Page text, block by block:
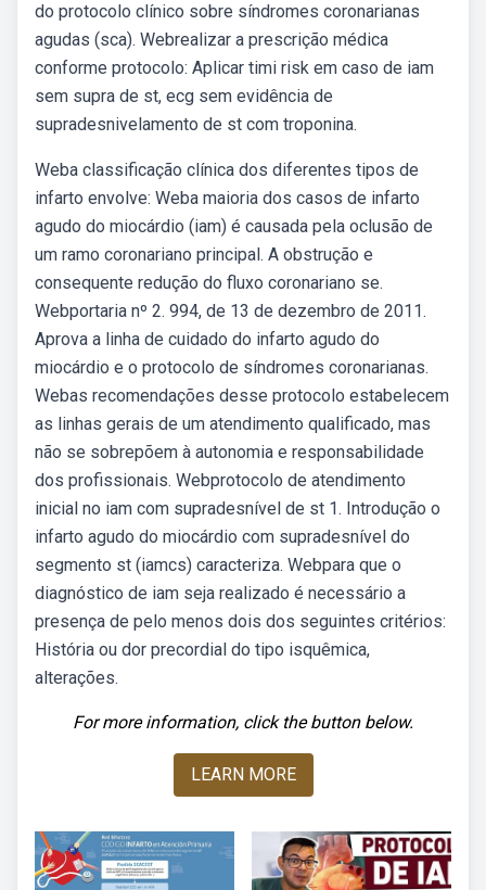
do protocolo clínico sobre síndromes coronarianas
agudas (sca). Webrealizar a prescrição médica
conforme protocolo: Aplicar timi risk em caso de iam
sem supra de st, ecg sem evidência de
supradesnivelamento de st com troponina.
Weba classificação clínica dos diferentes tipos de
infarto envolve: Weba maioria dos casos de infarto
agudo do miocárdio (iam) é causada pela oclusão de
um ramo coronariano principal. A obstrução e
consequente redução do fluxo coronariano se.
Webportaria nº 2. 994, de 13 de dezembro de 2011.
Aprova a linha de cuidado do infarto agudo do
miocárdio e o protocolo de síndromes coronarianas.
Webas recomendações desse protocolo estabelecem
as linhas gerais de um atendimento qualificado, mas
não se sobrepõem à autonomia e responsabilidade
dos profissionais. Webprotocolo de atendimento
inicial no iam com supradesnível de st 1. Introdução o
infarto agudo do miocárdio com supradesnível do
segmento st (iamcs) caracteriza. Webpara que o
diagnóstico de iam seja realizado é necessário a
presença de pelo menos dois dos seguintes critérios:
História ou dor precordial do tipo isquêmica,
alterações.
For more information, click the button below.
LEARN MORE